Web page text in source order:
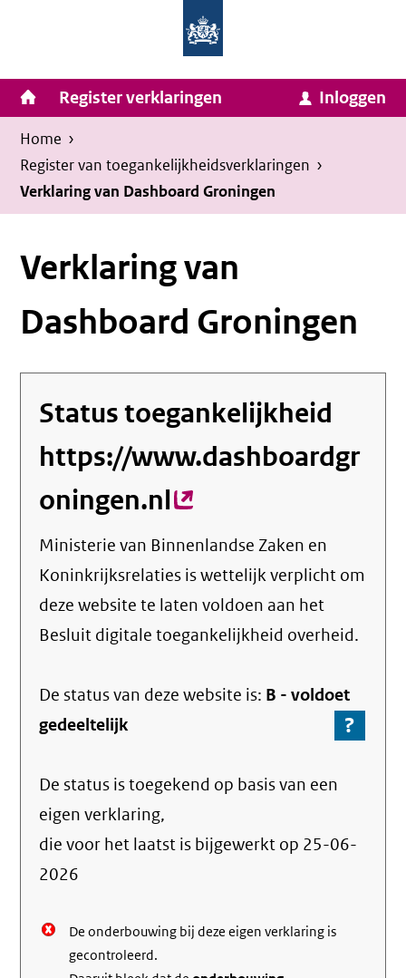
inhoud
van
Zaken
en
Koninkrijksrelaties
Homepage
van
Invulassistent
Toegankelijkheidsverklaring
Toegankelijkheidsverklaring
Hoofdnavigatie
Register verklaringen Inloggen
Kruimelpad
U
bevindt
zich
hier:
Home ›
Register van toegankelijkheids­verklaringen ›
Verklaring van Dashboard Groningen
Verklaring van
Dashboard Groningen
Status toegankelijkheid
https://www.dashboardgr
oningen.nl(externe
link)
Ministerie van Binnenlandse Zaken en
Koninkrijksrelaties is wettelijk verplicht om
deze website te laten voldoen aan het
Besluit digitale toegankelijkheid overheid.
De status van dezewebsite is: B -voldoet
gedeeltelijk
?
Ga
over
De status is toegekend op basis van een
eigen verklaring,
die voor het laatst is bijgewerkt op 25-06-
2026
De onderbouwing bij deze eigen verklaring is
gecontroleerd.